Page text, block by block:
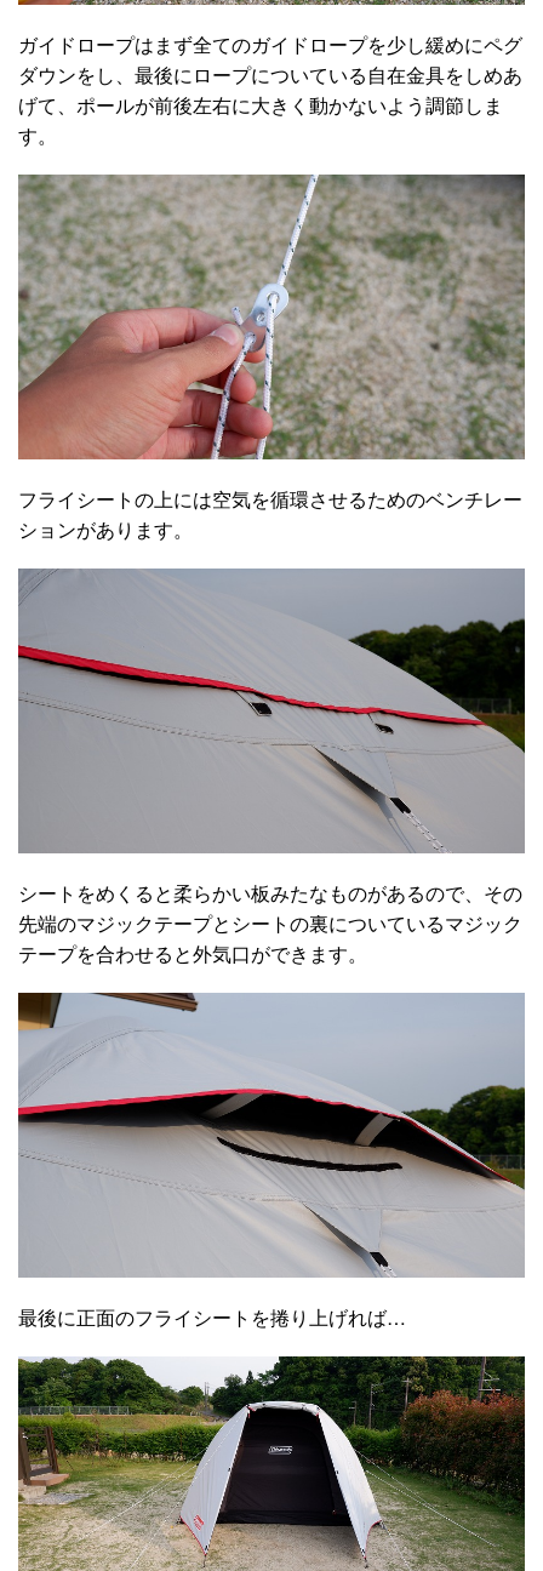
ガイドロープはまず全てのガイドロープを少し緩めにペグ
ダウンをし、最後にロープについている自在金具をしめあ
げて、ポールが前後左右に大きく動かないよう調節しま
す。
フライシートの上には空気を循環させるためのベンチレー
ションがあります。
シートをめくると柔らかい板みたなものがあるので、その
先端のマジックテープとシートの裏についているマジック
テープを合わせると外気口ができます。
最後に正面のフライシートを捲り上げれば…